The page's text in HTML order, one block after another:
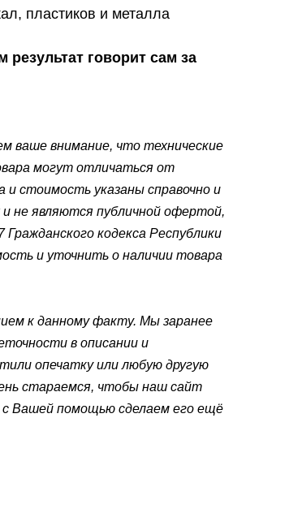
пластиков и металла
говорит сам за
ваше внимание, что технические
могут отличаться от
и стоимость указаны справочно и
не являются публичной офертой,
кодекса Республики
и уточнить о наличии товара
к данному факту. Мы заранее
в описании и
опечатку или любую другую
стараемся, чтобы наш сайт
Вашей помощью сделаем его ещё